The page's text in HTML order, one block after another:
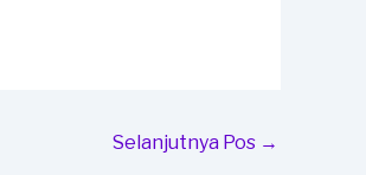
Selanjutnya Pos →